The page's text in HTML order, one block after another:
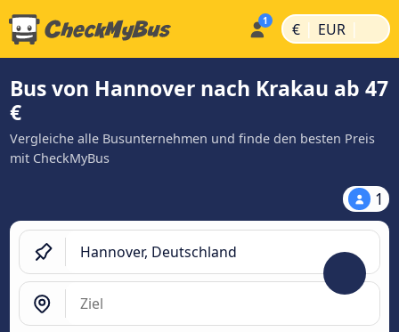
€ | EUR |
Bus von Hannover nach Krakau ab 47
€
Vergleiche alle Busunternehmen und finde den besten Preis
mit CheckMyBus
1